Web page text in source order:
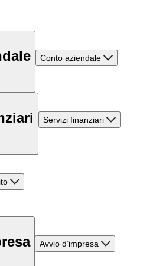
Conto aziendale
Servizi finanziari
Avvio d’impresa